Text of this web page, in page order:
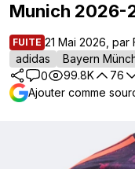
Munich 2026-
FUITE 21 Mai 2026, par
adidas
Bayern
0
99.8K 76
Ajouter comme